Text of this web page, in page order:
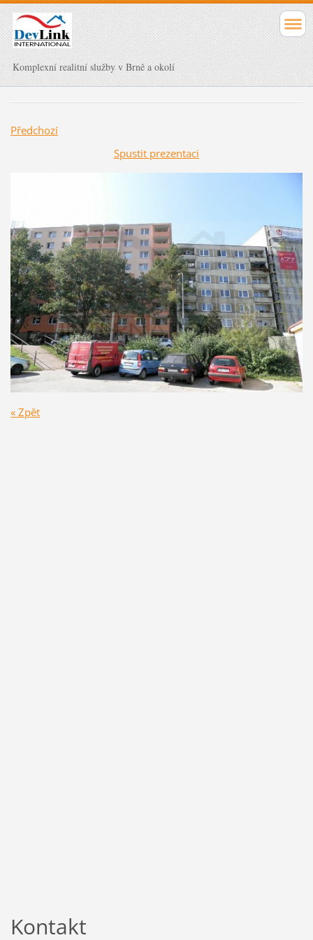
Komplexní realitní služby v Brně a okolí
Předchozí
Spustit prezentaci
« Zpět
Kontakt